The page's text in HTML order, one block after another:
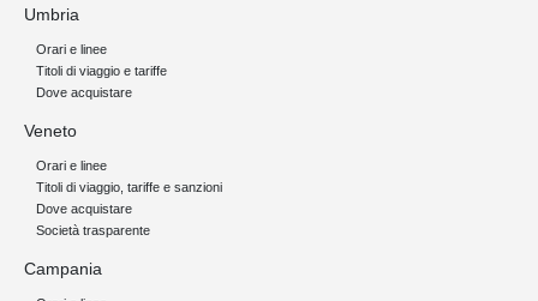
Umbria
Orari e linee
Titoli di viaggio e tariffe
Dove acquistare
Veneto
Orari e linee
Titoli di viaggio, tariffe e sanzioni
Dove acquistare
Società trasparente
Campania